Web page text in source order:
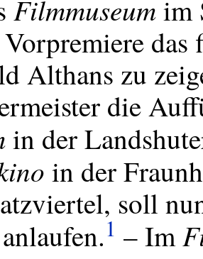
Filmmuseumim
das
Althans zu
die
in der
in der
soll
1 – Im